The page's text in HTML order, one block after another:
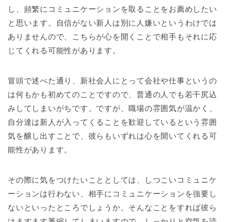
し、頻繁にコミュニケーションを取ることをお薦めしたい
と思います。自信がない新人は別に人嫌いというわけでは
ありませんので、こちらが心を開くことで相手もそれに応
じてくれる可能性があります。
冒頭で述べた通り、新社会人にとって会社や仕事というの
は何もかも初めてのことですので、普通の人でも若干尻込
みしてしまいがちです。ですが、職場の雰囲気が温かく、
自分達は新人が入ってくることを歓迎しているという雰囲
気を醸し出すことで、彼らもいずれは心を開いてくれる可
能性があります。
その際に気をつけたいこととしては、しつこいコミュニケ
ーションは行わない、相手にコミュニケーションを強要し
ないといったところでしょうか。そんなことをすれば彼ら